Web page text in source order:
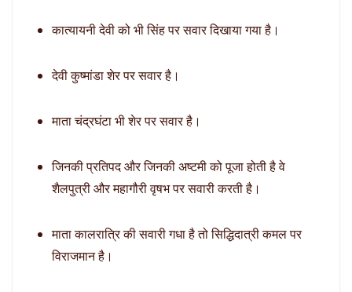
कात्यायनी देवी को भी सिंह पर सवार दिखाया गया है।
देवी कुष्मांडा शेर पर सवार है।
माता चंद्रघंटा भी शेर पर सवार है।
जिनकी प्रतिपद और जिनकी अष्टमी को पूजा होती है वे
शैलपुत्री और महागौरी वृषभ पर सवारी करती है।
माता कालरात्रि की सवारी गधा है तो सिद्धिदात्री कमल पर
विराजमान है।